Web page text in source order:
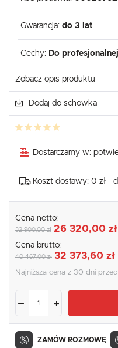
Gwarancja: do 3 lat
Cechy: Do
Zobacz opis produktu
Dodaj do schowka
Dostarczamy w:
Koszt dostawy: 0 zł -
Cena netto:
32 900,00 zł 26 320,00 zł
Cena brutto:
40 467,00 zł 32 373,60 zł
Najniższa cena z 30 dni
ZAMÓW ROZMOWĘ